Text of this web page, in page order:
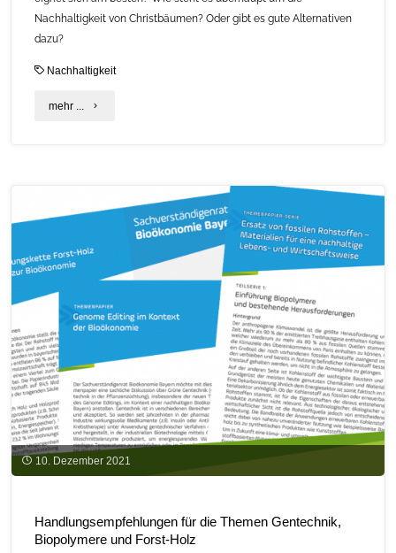
Nachhaltigkeit von Christbäumen? Oder gibt es gute Alternativen
dazu?
Nachhaltigkeit
mehr ... "#carmenfragtnach
Christbäume"
10. Dezember 2021
Handlungsempfehlungen für die Themen Gentechnik,
Biopolymere und Forst-Holz